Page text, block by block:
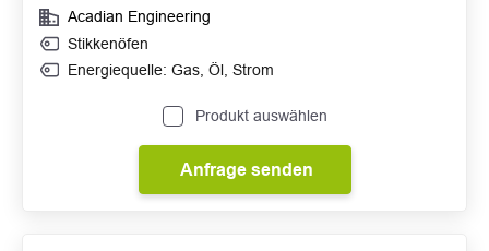
Acadian Engineering
Stikkenöfen
Energiequelle: Gas Öl Strom
Produkt auswählen
Anfrage senden